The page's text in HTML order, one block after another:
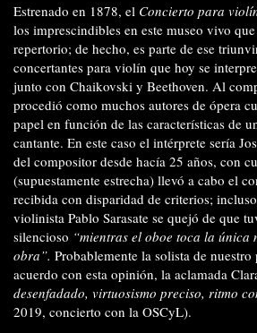
Estrenado en 1878, el Concierto para
los imprescindibles en este museo vivo
repertorio; de hecho, es parte de ese
concertantes para violín que hoy se
junto con Chaikovski y Beethoven. Al
procedió como muchos autores de ópera
papel en función de las características de
cantante. En este caso el intérprete sería
del compositor desde hacía 25 años, con
(supuestamente estrecha) llevó a cabo el
recibida con disparidad de criterios;
violinista Pablo Sarasate se quejó de que
silencioso “mientras el oboe toca la única
obra”. Probablemente la solista de
acuerdo con esta opinión, la aclamada
desenfadado, virtuosismo preciso, ritmo
2019, concierto con la OSCyL).